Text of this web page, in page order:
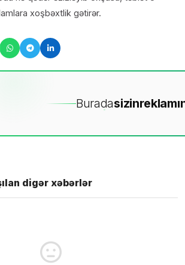
xoşbəxtlik gətirər.
Buradasizin
digər xəbərlər